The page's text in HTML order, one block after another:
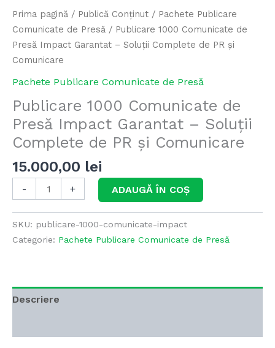
Prima pagină / Publică Conținut / Pachete Publicare
Comunicate de Presă / Publicare 1000 Comunicate de
Presă Impact Garantat – Soluții Complete de PR și
Comunicare
Pachete Publicare Comunicate de Presă
Publicare 1000 Comunicate de
Presă Impact Garantat – Soluții
Complete de PR și Comunicare
15.000,00 lei
- + ADAUGĂ ÎN COȘ
SKU: publicare-1000-comunicate-impact
Categorie: Pachete Publicare Comunicate de Presă
Descriere